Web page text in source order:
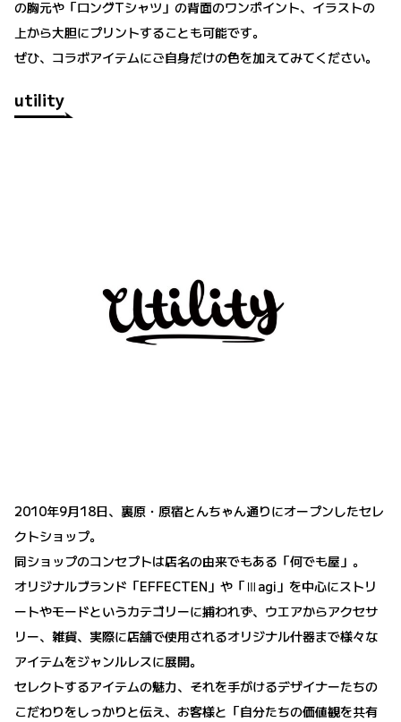
の胸元や「ロングTシャツ」の背面のワンポイント、イラストの
上から大胆にプリントすることも可能です。
ぜひ、コラボアイテムにご自身だけの色を加えてみてください。
utility
2010年9月18日、裏原・原宿とんちゃん通りにオープンしたセレ
クトショップ。
同ショップのコンセプトは店名の由来でもある「何でも屋」。
オリジナルブランド「EFFECTEN」や「Ⅲagi」を中心にストリ
ートやモードというカテゴリーに捕われず、ウエアからアクセサ
リー、雑貨、実際に店舗で使用されるオリジナル什器まで様々な
アイテムをジャンルレスに展開。
セレクトするアイテムの魅力、それを手がけるデザイナーたちの
こだわりをしっかりと伝え、お客様と「自分たちの価値観を共有